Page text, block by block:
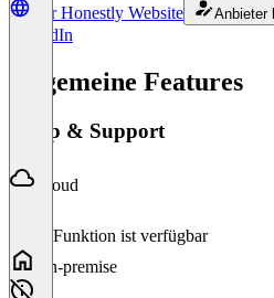
Zur Honestly Website
Anbieter
LinkedIn
Allgemeine Features
Setup & Support
Cloud
Diese Funktion ist verfügbar
On-premise